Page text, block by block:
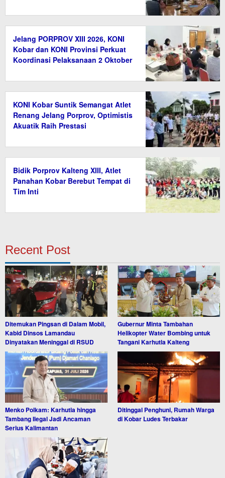
Jelang PORPROV XIII 2026, KONI
Kobar dan KONI Provinsi Perkuat
Koordinasi Pelaksanaan 2 Oktober
KONI Kobar Suntik Semangat Atlet
Renang Jelang Porprov, Optimistis
Akuatik Raih Prestasi
Bidik Porprov Kalteng XIII, Atlet
Panahan Kobar Berebut Tempat di
Tim Inti
Recent Post
Ditemukan Pingsan di Dalam Mobil,
Kabid Dinsos Lamandau
Dinyatakan Meninggal di RSUD
Gubernur Minta Tambahan
Helikopter Water Bombing untuk
Tangani Karhutla Kalteng
Menko Polkam: Karhutla hingga
Tambang Ilegal Jadi Ancaman
Serius Kalimantan
Ditinggal Penghuni, Rumah Warga
di Kobar Ludes Terbakar